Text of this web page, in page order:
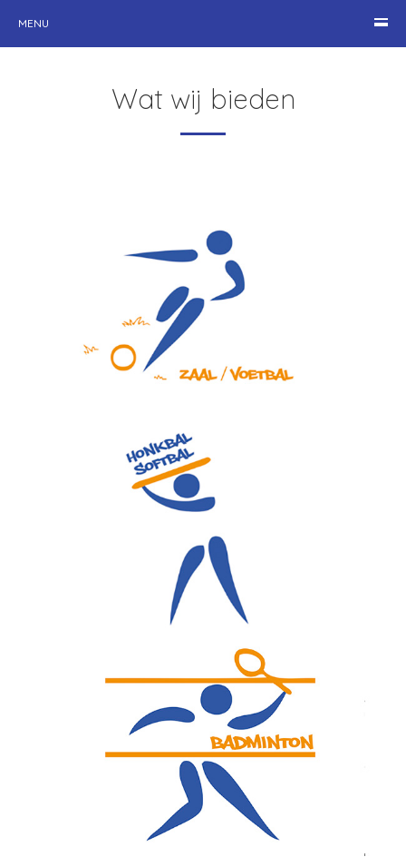
MENU
Wat wij bieden